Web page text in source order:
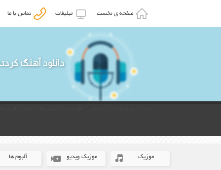
صفحه ی نخست تبلیغات تماس با ما
دانلود آهنگ
موزیک موزیک ویدیو آلبوم ها